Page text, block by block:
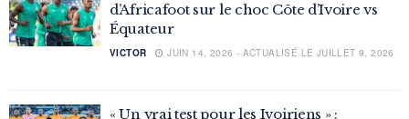
d’Africafoot sur le choc Côte d’Ivoire vs
Équateur
VICTOR JUIN 14, 2026 - ACTUALISÉ LE JUILLET 9, 2026
« Un vrai test pour les Ivoiriens » :